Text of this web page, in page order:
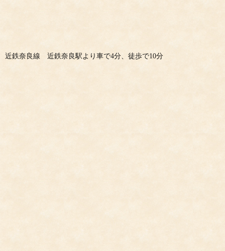
近鉄奈良線 近鉄奈良駅より車で4分、徒歩で10分